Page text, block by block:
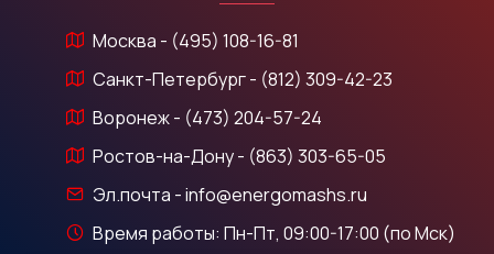
Москва - (495) 108-16-81
Санкт-Петербург - (812) 309-42-23
Воронеж - (473) 204-57-24
Ростов-на-Дону - (863) 303-65-05
Эл.почта - info@energomashs.ru
Время работы: Пн-Пт, 09:00-17:00 (по Мск)